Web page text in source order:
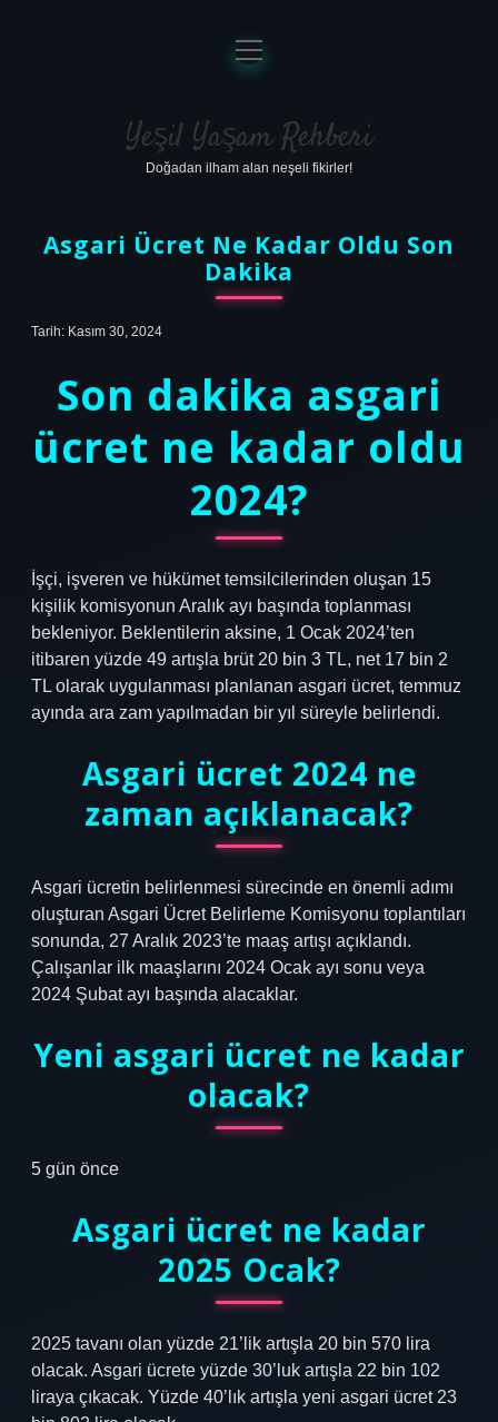
Anasayfa
Gizlilik Politikası
Yasal Uyarı
menüyü
aç
Yeşil Yaşam Rehberi
Doğadan ilham alan neşeli fikirler!
Asgari Ücret Ne Kadar Oldu Son
Dakika
Tarih: Kasım 30, 2024
Son dakika asgari
ücret ne kadar oldu
2024?
İşçi, işveren ve hükümet temsilcilerinden oluşan 15
kişilik komisyonun Aralık ayı başında toplanması
bekleniyor. Beklentilerin aksine, 1 Ocak 2024’ten
itibaren yüzde 49 artışla brüt 20 bin 3 TL, net 17 bin 2
TL olarak uygulanması planlanan asgari ücret, temmuz
ayında ara zam yapılmadan bir yıl süreyle belirlendi.
Asgari ücret 2024 ne
zaman açıklanacak?
Asgari ücretin belirlenmesi sürecinde en önemli adımı
oluşturan Asgari Ücret Belirleme Komisyonu toplantıları
sonunda, 27 Aralık 2023’te maaş artışı açıklandı.
Çalışanlar ilk maaşlarını 2024 Ocak ayı sonu veya
2024 Şubat ayı başında alacaklar.
Yeni asgari ücret ne kadar
olacak?
5 gün önce
Asgari ücret ne kadar
2025 Ocak?
2025 tavanı olan yüzde 21’lik artışla 20 bin 570 lira
olacak. Asgari ücrete yüzde 30’luk artışla 22 bin 102
liraya çıkacak. Yüzde 40’lık artışla yeni asgari ücret 23